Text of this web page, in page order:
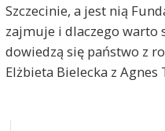
Szczecinie, a jest nią
zajmuje i dlaczego warto
dowiedzą się państwo z
Elżbieta Bielecka z Agnes